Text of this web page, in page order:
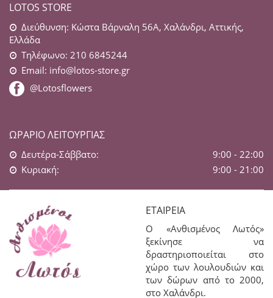
LOTOS STORE
Διεύθυνση: Κώστα Βάρναλη 56Α, Χαλάνδρι, Αττικής,
Ελλάδα
Τηλέφωνο: 210 6845244
Email: info@lotos-store.gr
@Lotosflowers
ΩΡΆΡΙΟ ΛΕΙΤΟΥΡΓΊΑΣ
Δευτέρα-Σάββατο:
9:00 - 22:00
Κυριακή:
9:00 - 21:00
ΕΤΑΙΡΕΊΑ
Ο «Ανθισμένος Λωτός»
ξεκίνησε να
δραστηριοποιείται στο
χώρο των λουλουδιών και
των δώρων από το 2000,
στο Χαλάνδρι.